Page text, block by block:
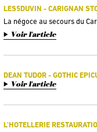
LES5DUVIN - CARIGNAN
La négoce au secours du
Voir l'article
DEAN TUDOR - GOTHIC
Voir l'article
L'HOTELLERIE